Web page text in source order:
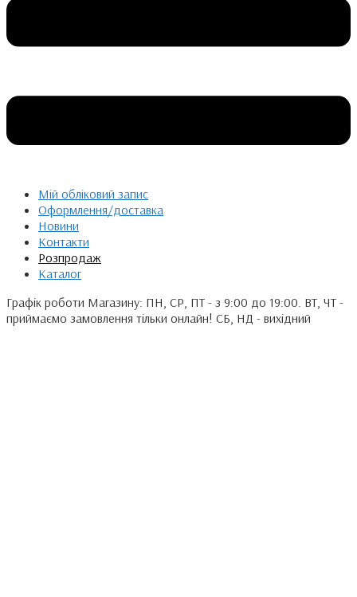
Мій обліковий запис
Оформлення/доставка
Новини
Контакти
Розпродаж
Каталог
Графік роботи Магазину: ПН, СР, ПТ - з 9:00 до 19:00. ВТ, ЧТ -
приймаємо замовлення тільки онлайн! СБ, НД - вихідний